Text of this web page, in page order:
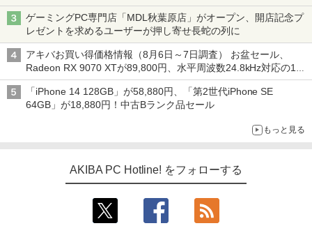
ゲーミングPC専門店「MDL秋葉原店」がオープン、開店記念プ
レゼントを求めるユーザーが押し寄せ長蛇の列に
アキバお買い得価格情報（8月6日～7日調査） お盆セール、
Radeon RX 9070 XTが89,800円、水平周波数24.8kHz対応の17
型モニターが9,801円、暑さ指数連動セール ほか
「iPhone 14 128GB」が58,880円、「第2世代iPhone SE
64GB」が18,880円！中古Bランク品セール
もっと見る
AKIBA PC Hotline! をフォローする